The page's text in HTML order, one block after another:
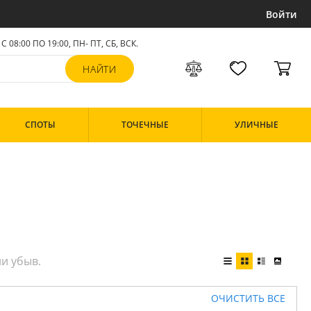
Войти
С 08:00 ПО 19:00, ПН- ПТ, СБ, ВСК.
СПОТЫ ТОЧЕЧНЫЕ УЛИЧНЫЕ
ОЧИСТИТЬ ВСЕ